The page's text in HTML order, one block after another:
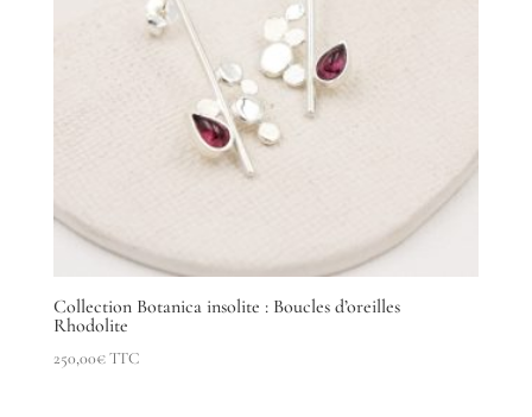
Collection Botanica insolite : Boucles d’oreilles
Rhodolite
250,00€TTC